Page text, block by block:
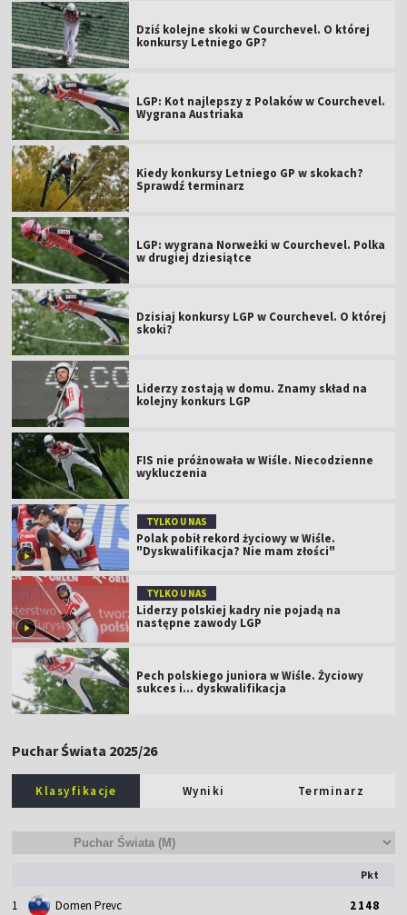
Dziś kolejne skoki w Courchevel. O której
konkursy Letniego GP?
LGP: Kot najlepszy z Polaków w Courchevel.
Wygrana Austriaka
Kiedy konkursy Letniego GP w skokach?
Sprawdź terminarz
LGP: wygrana Norweżki w Courchevel. Polka
w drugiej dziesiątce
Dzisiaj konkursy LGP w Courchevel. O której
skoki?
Liderzy zostają w domu. Znamy skład na
kolejny konkurs LGP
FIS nie próżnowała w Wiśle. Niecodzienne
wykluczenia
TYLKO U NAS
Polak pobił rekord życiowy w Wiśle.
"Dyskwalifikacja? Nie mam złości"
TYLKO U NAS
Liderzy polskiej kadry nie pojadą na
następne zawody LGP
Pech polskiego juniora w Wiśle. Życiowy
sukces i... dyskwalifikacja
Puchar Świata 2025/26
Klasyfikacje Wyniki Terminarz
Pkt
1 Domen Prevc 2148